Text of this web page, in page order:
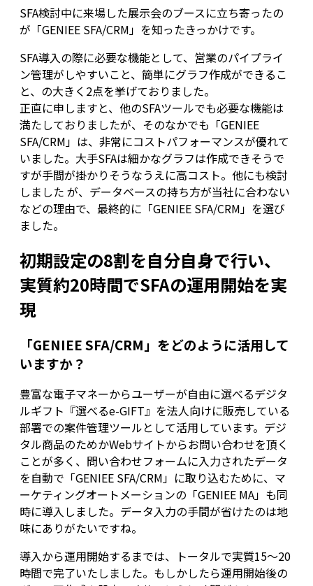
SFA検討中に来場した展示会のブースに立ち寄ったの
が「GENIEE SFA/CRM」を知ったきっかけです。
SFA導入の際に必要な機能として、営業のパイプライ
ン管理がしやすいこと、簡単にグラフ作成ができるこ
と、の大きく2点を挙げておりました。
正直に申しますと、他のSFAツールでも必要な機能は
満たしておりましたが、そのなかでも「GENIEE
SFA/CRM」は、非常にコストパフォーマンスが優れて
いました。大手SFAは細かなグラフは作成できそうで
すが手間が掛かりそうなうえに高コスト。他にも検討
しました が、データベースの持ち方が当社に合わない
などの理由で、最終的に「GENIEE SFA/CRM」を選び
ました。
初期設定の8割を自分自身で行い、
実質約20時間でSFAの運用開始を実
現
「GENIEE SFA/CRM」をどのように活用して
いますか？
豊富な電子マネーからユーザーが自由に選べるデジタ
ルギフト『選べるe-GIFT』を法人向けに販売している
部署での案件管理ツールとして活用しています。デジ
タル商品のためかWebサイトからお問い合わせを頂く
ことが多く、問い合わせフォームに入力されたデータ
を自動で「GENIEE SFA/CRM」に取り込むために、マ
ーケティングオートメーションの「GENIEE MA」も同
時に導入しました。データ入力の手間が省けたのは地
味にありがたいですね。
導入から運用開始するまでは、トータルで実質15～20
時間で完了いたしました。もしかしたら運用開始後の